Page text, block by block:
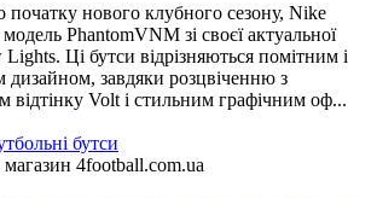
початку нового клубного сезону, Nike
PhantomVNM зі своєї актуальної
Lights. Ці бутси відрізняються помітним і
завдяки розцвіченню з
відтінку Volt і стильним графічним оф...
бутси
4football.com.ua